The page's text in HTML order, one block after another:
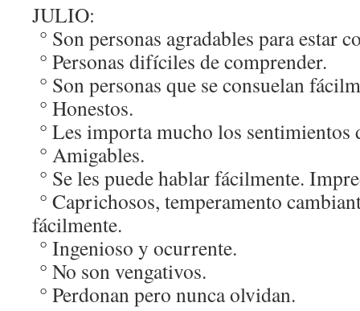
JULIO:
° Son personas agradables para estar
° Personas difíciles de comprender.
° Son personas que se consuelan
° Honestos.
° Les importa mucho los sentimientos
° Amigables.
° Se les puede hablar fácilmente.
° Caprichosos, temperamento
fácilmente.
° Ingenioso y ocurrente.
° No son vengativos.
° Perdonan pero nunca olvidan.